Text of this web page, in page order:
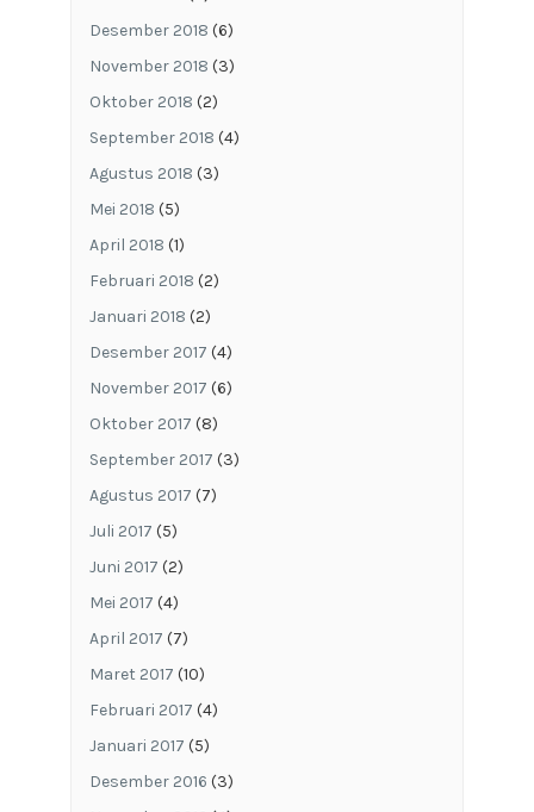
Desember 2018 (6)
November 2018 (3)
Oktober 2018 (2)
September 2018 (4)
Agustus 2018 (3)
Mei 2018 (5)
April 2018 (1)
Februari 2018 (2)
Januari 2018 (2)
Desember 2017 (4)
November 2017 (6)
Oktober 2017 (8)
September 2017 (3)
Agustus 2017 (7)
Juli 2017 (5)
Juni 2017 (2)
Mei 2017 (4)
April 2017 (7)
Maret 2017 (10)
Februari 2017 (4)
Januari 2017 (5)
Desember 2016 (3)